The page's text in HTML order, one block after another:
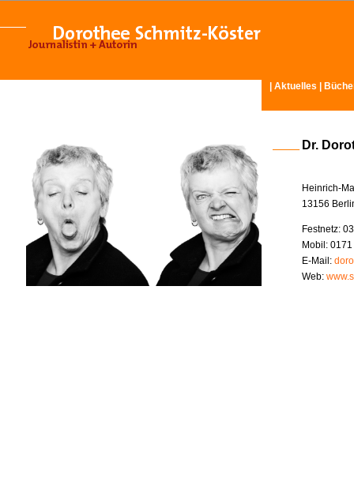
Aktuelles
Dr.
Heinrich-
13156
Festnetz:
Mobil:
E-Mail:
Web: